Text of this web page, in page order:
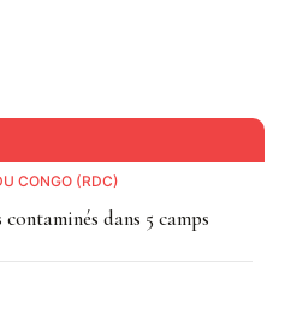
CONGO (RDC)
dans 5 camps